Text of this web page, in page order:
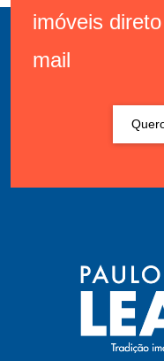
imóveis
mail